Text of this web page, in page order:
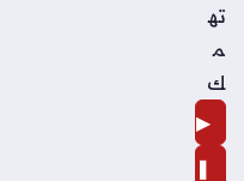
ته
م
ك
▶
❚